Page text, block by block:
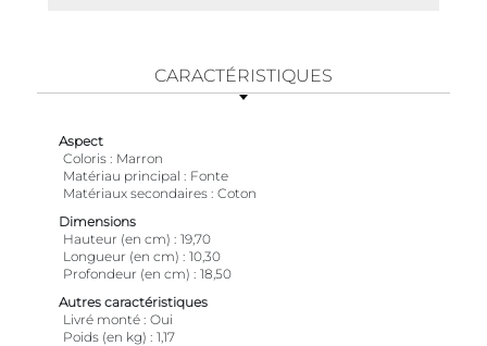
CARACTÉRISTIQUES
Aspect
Coloris
Marron
Matériau principal
Fonte
Matériaux secondaires Coton
Dimensions
Hauteur (en cm)
19,70
Longueur (en cm)
10,30
Profondeur (en cm)
18,50
Autres caractéristiques
Livré monté Oui
Poids (en kg)
1,17